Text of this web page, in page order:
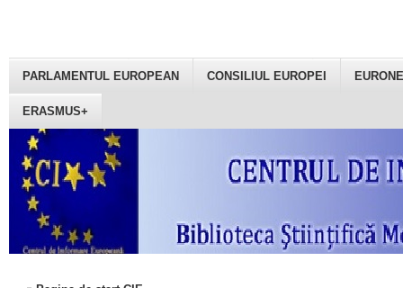
PARLAMENTUL EUROPEAN CONSILIUL EUROPEI
ERASMUS+